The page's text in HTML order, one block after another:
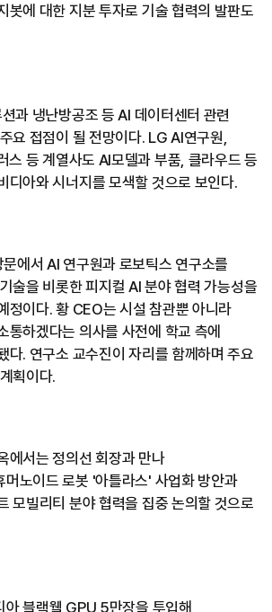
봇에 대한 지분 투자로 기술 협력의 발판도
과 냉난방공조 등 AI 데이터센터 관련
요 접점이 될 전망이다. LG AI연구원,
스 등 계열사도 AI모델과 부품, 클라우드 등
디아와 시너지를 모색할 것으로 보인다.
에서 AI 연구원과 로보틱스 연구소를
술을 비롯한 피지컬 AI 분야 협력 가능성을
정이다. 황 CEO는 시설 참관뿐 아니라
통하겠다는 의사를 사전에 학교 측에
다. 연구소 교수진이 자리를 함께하며 주요
획이다.
에서는 정의선 회장과 만나
머노이드 로봇 '아틀라스' 사업화 방안과
모빌리티 분야 협력을 집중 논의할 것으로
아 블랙웰 GPU 5만장을 투입해